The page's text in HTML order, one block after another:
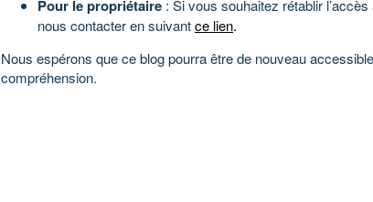
Pour le propriétaire : Si vous souhaitez rétablir
nous contacter en suivantce lien.
Nous espérons que ce blog pourra être de nouveau
compréhension.